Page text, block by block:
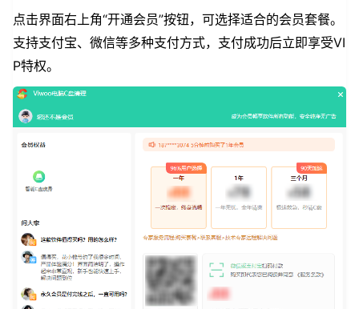
点击界面右上角“开通会员”按钮，可选择适合的会员套餐。
支持支付宝、微信等多种支付方式，支付成功后立即享受VI
P特权。